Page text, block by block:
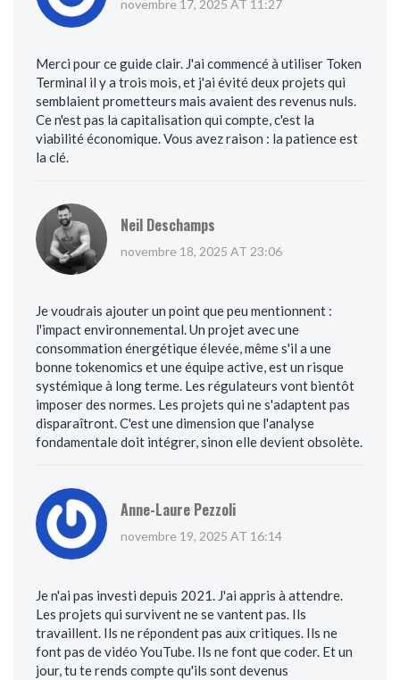
novembre 17, 2025 AT 11:27
Merci pour ce guide clair. J'ai commencé à utiliser Token
Terminal il y a trois mois, et j'ai évité deux projets qui
semblaient prometteurs mais avaient des revenus nuls.
Ce n'est pas la capitalisation qui compte, c'est la
viabilité économique. Vous avez raison : la patience est
la clé.
Neil Deschamps
novembre 18, 2025 AT 23:06
Je voudrais ajouter un point que peu mentionnent :
l'impact environnemental. Un projet avec une
consommation énergétique élevée, même s'il a une
bonne tokenomics et une équipe active, est un risque
systémique à long terme. Les régulateurs vont bientôt
imposer des normes. Les projets qui ne s'adaptent pas
disparaîtront. C'est une dimension que l'analyse
fondamentale doit intégrer, sinon elle devient obsolète.
Anne-Laure Pezzoli
novembre 19, 2025 AT 16:14
Je n'ai pas investi depuis 2021. J'ai appris à attendre.
Les projets qui survivent ne se vantent pas. Ils
travaillent. Ils ne répondent pas aux critiques. Ils ne
font pas de vidéo YouTube. Ils ne font que coder. Et un
jour, tu te rends compte qu'ils sont devenus